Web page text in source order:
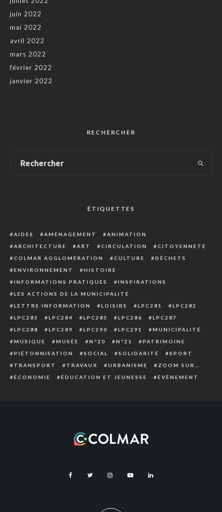
juin 2022
mai 2022
avril 2022
mars 2022
février 2022
janvier 2022
RECHERCHER
ÉTIQUETTES
AIDES AMÉNAGEMENT
ANIMATION
ARCHITECTURE
ART CIRCULATION
CITOYENNETÉ
COLMAR AGGLOMÉRATION
CULTURE
DÉCHETS
ENVIRONNEMENT
HISTOIRE
INFORMATIONS PRATIQUES
INSPIRATIONS
LES ACTIONS DE LA MUNICIPALITÉ
LETTRE INFORMATION
LOISIRS LPC281
LPC282
LPC283
LPC284 LPC285 LPC286
LPC287
LPC288
LPC289 LPC290 LPC291
MUNICIPALITÉ
MUSIQUE
MUSÉE N°20 N°21
PATRIMOINE
PIÉTONNISATION
SOCIAL SOLIDARITÉ
SPORT
TRANSPORT
TRAVAUX URBANISME
ZOOM SUR…
ÉCONOMIE
ÉDUCATION ET JEUNESSE ÉVÈNEMENT